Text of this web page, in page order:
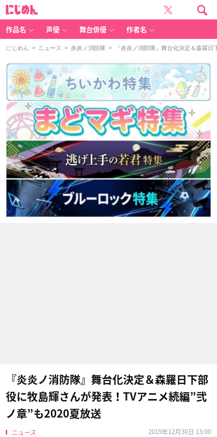
作品名 声優 舞台俳優 作者名
にじめん > ニュース > 炎炎ノ消防隊 > 『炎炎ノ消防隊』舞台化決定＆森羅日
『炎炎ノ消防隊』舞台化決定＆森羅日下部
役に牧島輝さんが発表！TVアニメ続編”弐
ノ章”も2020夏放送
ニュース 2019年12月30日 13:00